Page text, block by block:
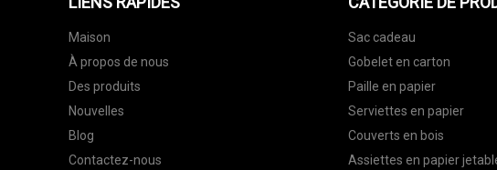
Maison
À propos de nous
Des produits
Nouvelles
Blog
Contactez-nous
Sac cadeau
Gobelet en carton
Paille en papier
Serviettes en papier
Couverts en bois
Assiettes en papier